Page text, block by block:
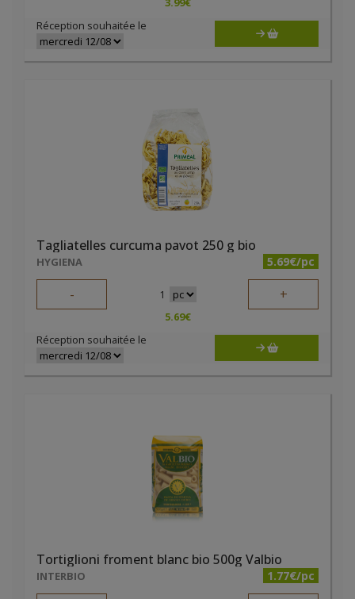
Réception souhaitée le
Tagliatelles curcuma pavot 250 g bio
HYGIENA 5.69€/pc
- 1 +
5.69€
Réception souhaitée le
Tortiglioni froment blanc bio 500g Valbio
INTERBIO 1.77€/pc